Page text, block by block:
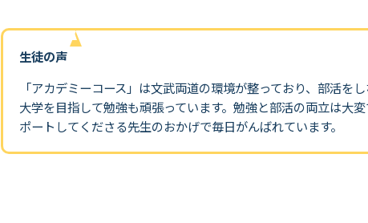
生徒の声
「アカデミーコース」は文武両道の環境が整っており、部活を
大学を目指して勉強も頑張っています。勉強と部活の両立は大
ポートしてくださる先生のおかげで毎日がんばれています。